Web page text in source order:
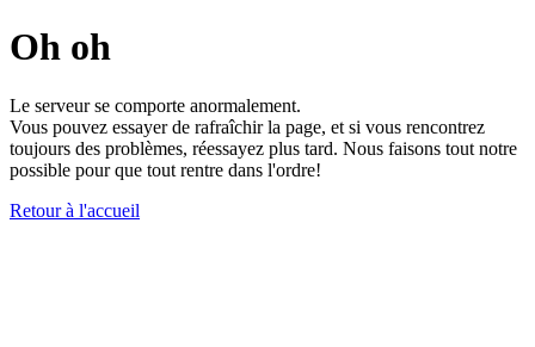
Oh oh
Le serveur se comporte anormalement.
Vous pouvez essayer de rafraîchir la page, et si vous rencontrez
toujours des problèmes, réessayez plus tard. Nous faisons tout notre
possible pour que tout rentre dans l'ordre!
Retour à l'accueil